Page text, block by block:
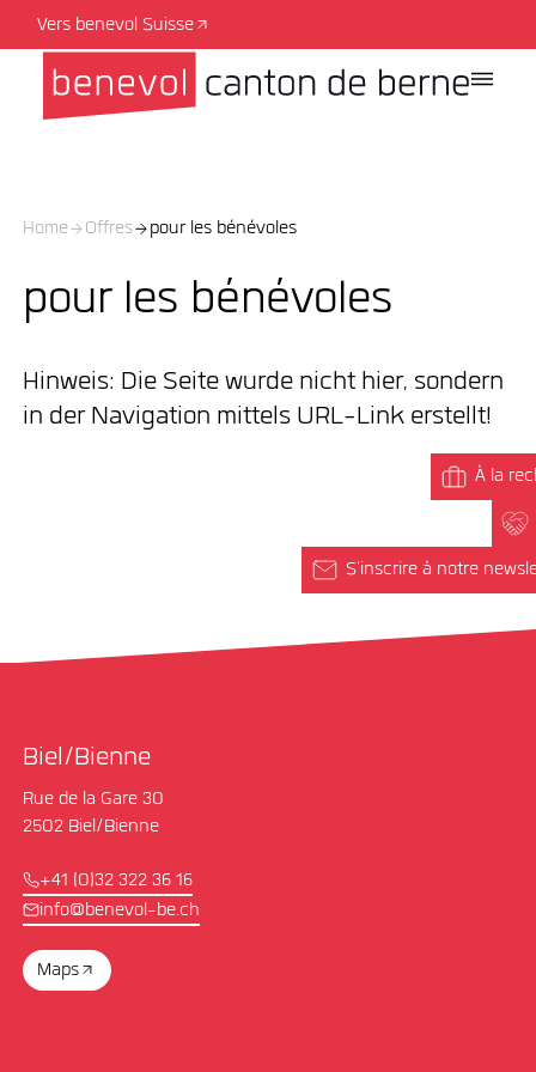
Vers benevol Suisse
À la
S'inscrire à notre
Home Offres pour les bénévoles
pour les bénévoles
Hinweis: Die Seite wurde nicht hier, sondern
in der Navigation mittels URL-Link erstellt!
Biel/Bienne
Rue de la Gare 30
2502 Biel/Bienne
+41 (0)32 322 36 16
info@benevol-be.ch
Maps